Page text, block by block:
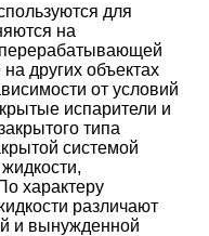
для
на
других объектах
от условий
испарители и
типа
системой
характеру
различают
и вынужденной